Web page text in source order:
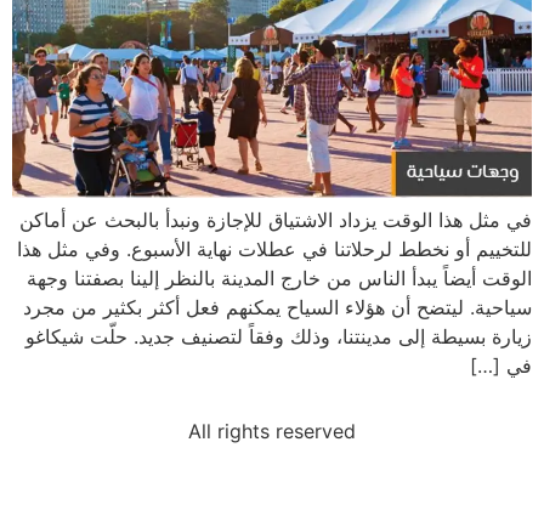
في مثل هذا الوقت يزداد الاشتياق للإجازة ونبدأ بالبحث عن أماكن
للتخييم أو نخطط لرحلاتنا في عطلات نهاية الأسبوع. وفي مثل هذا
الوقت أيضاً يبدأ الناس من خارج المدينة بالنظر إلينا بصفتنا وجهة
سياحية. ليتضح أن هؤلاء السياح يمكنهم فعل أكثر بكثير من مجرد
زيارة بسيطة إلى مدينتنا، وذلك وفقاً لتصنيف جديد. حلّت شيكاغو
في […]
All rights reserved